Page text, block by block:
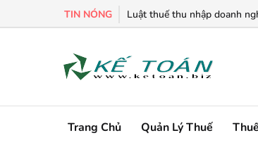
TIN NÓNG Luật thuế thu nhập doanh
Trang Chủ Quản Lý Thuế